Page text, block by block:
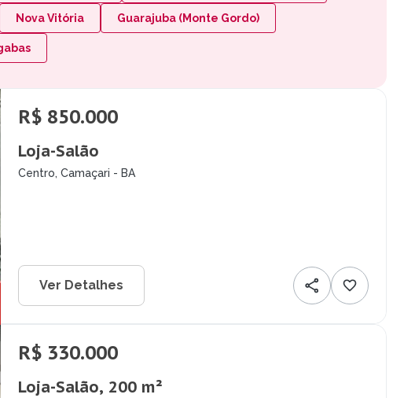
Nova Vitória Guarajuba (Monte Gordo)
R$ 850.000
Loja-Salão
Centro, Camaçari - BA
Ver Detalhes
R$ 330.000
Loja-Salão, 200 m²